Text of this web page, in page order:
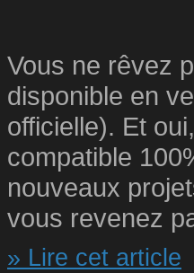
Vous ne rêvez
disponible en
officielle). Et
compatible
nouveaux
vous revenez
» Lire cet article